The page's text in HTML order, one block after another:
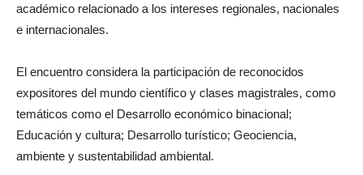
académico relacionado a los intereses regionales, nacionales
e internacionales.
El encuentro considera la participación de reconocidos
expositores del mundo científico y clases magistrales, como
temáticos como el Desarrollo económico binacional;
Educación y cultura; Desarrollo turístico; Geociencia,
ambiente y sustentabilidad ambiental.